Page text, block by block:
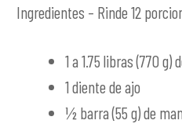
Ingredientes – Rinde 12
1 a 1.75 libras (770 g)
1 diente de ajo
½ barra (55 g) de